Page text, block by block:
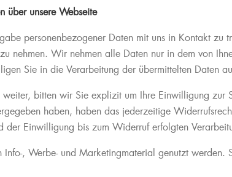
über unsere Webseite
personenbezogener Daten mit uns in Kontakt zu
nehmen. Wir nehmen alle Daten nur in dem von
Sie in die Verarbeitung der übermittelten Daten
bitten wir Sie explizit um Ihre Einwilligung
haben, haben das jederzeitige
der Einwilligung bis zum Widerruf erfolgten
Info-, Werbe- und Marketingmaterial genutzt